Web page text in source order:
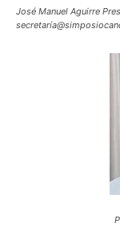
José Manuel Aguirre